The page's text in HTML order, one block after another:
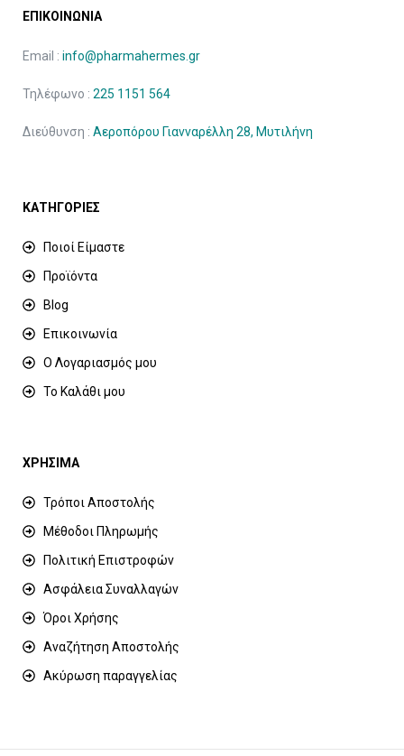
ΕΠΙΚΟΙΝΩΝΙΑ
Email : info@pharmahermes.gr
Τηλέφωνο : 225 1151 564
Διεύθυνση : Αεροπόρου Γιανναρέλλη 28, Μυτιλήνη
ΚΑΤΗΓΟΡΙΕΣ
Ποιοί Είμαστε
Προϊόντα
Blog
Επικοινωνία
Ο Λογαριασμός μου
Το Καλάθι μου
ΧΡΗΣΙΜΑ
Τρόποι Αποστολής
Μέθοδοι Πληρωμής
Πολιτική Επιστροφών
Ασφάλεια Συναλλαγών
Όροι Χρήσης
Αναζήτηση Αποστολής
Ακύρωση παραγγελίας